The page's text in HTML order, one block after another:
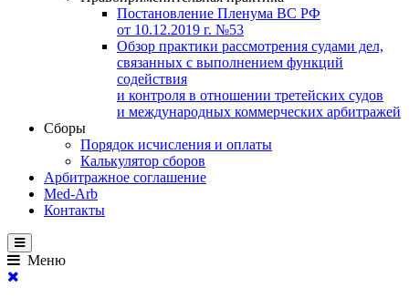
Постановление Пленума ВС РФ
от 10.12.2019 г. №53
Обзор практики рассмотрения судами дел,
связанных с выполнением функций
содействия
и контроля в отношении третейских судов
и международных коммерческих арбитражей
Сборы
Порядок исчисления и оплаты
Калькулятор сборов
Арбитражное соглашение
Med-Arb
Контакты
Меню